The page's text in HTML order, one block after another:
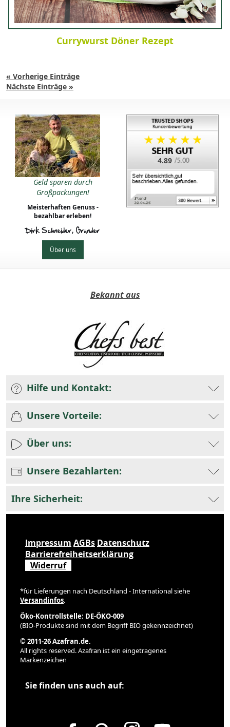
Currywurst Döner Rezept
« Vorherige Einträge
Nächste Einträge »
Geld sparen durch
Großpackungen!
Meisterhaften Genuss -
bezahlbar erleben!
Dirk Schneider, Gründer
Über uns
4.89
Bekannt aus
Hilfe und Kontakt:
Unsere Vorteile:
Über uns:
Unsere Bezahlarten:
Ihre Sicherheit:
Impressum AGBs Datenschutz
Barrierefreiheitserklärung
Widerruf
*für Lieferungen nach Deutschland - International siehe
Versandinfos.
Öko-Kontrollstelle: DE-ÖKO-009
(BIO-Produkte sind mit dem Begriff BIO gekennzeichnet)
© 2011-26 Azafran.de.
All rights reserved. Azafran ist ein eingetragenes
Markenzeichen
Sie finden uns auch auf: